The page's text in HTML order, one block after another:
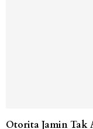
Otorita Jamin Tak